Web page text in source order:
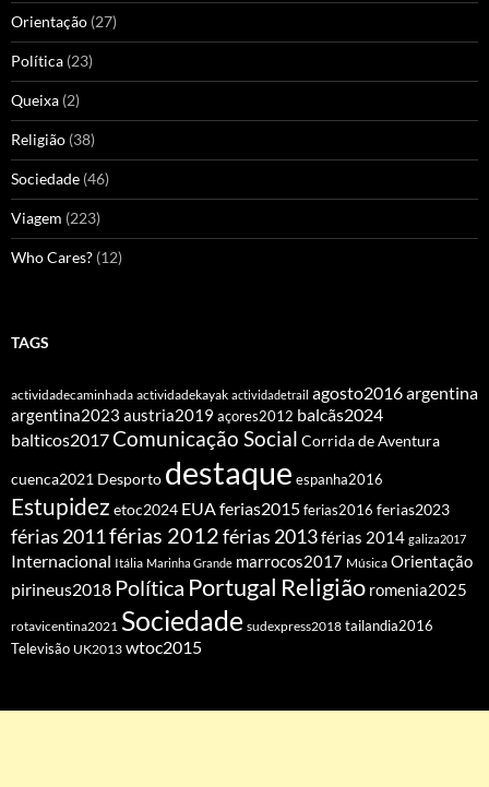
Orientação (27)
Política (23)
Queixa (2)
Religião (38)
Sociedade (46)
Viagem (223)
Who Cares? (12)
TAGS
actividadecaminhada actividadekayak actividadetrail agosto2016argentina
argentina2023 austria2019 açores2012 balcãs2024
balticos2017Comunicação Social Corrida de Aventura
cuenca2021 Desporto destaque espanha2016
Estupidez etoc2024 EUAferias2015ferias2016 ferias2023
férias 2011férias 2012férias 2013férias 2014 galiza2017
Internacional Itália Marinha Grande marrocos2017 Música Orientação
pirineus2018 Política Portugal Religião romenia2025
rotavicentina2021 Sociedade sudexpress2018 tailandia2016
Televisão UK2013 wtoc2015